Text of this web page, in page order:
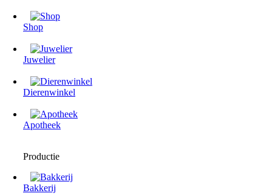
Shop
Juwelier
Dierenwinkel
Apotheek
Productie
Bakkerij